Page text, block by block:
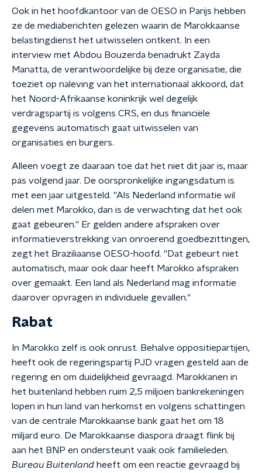
Ook in het hoofdkantoor van de OESO in Parijs hebben
ze de mediaberichten gelezen waarin de Marokkaanse
belastingdienst het uitwisselen ontkent. In een
interview met Abdou Bouzerda benadrukt Zayda
Manatta, de verantwoordelijke bij deze organisatie, die
toeziet op naleving van het internationaal akkoord, dat
het Noord-Afrikaanse koninkrijk wel degelijk
verdragspartij is volgens CRS, en dus financiële
gegevens automatisch gaat uitwisselen van
organisaties en burgers.
Alleen voegt ze daaraan toe dat het niet dit jaar is, maar
pas volgend jaar. De oorspronkelijke ingangsdatum is
met een jaar uitgesteld. ''Als Nederland informatie wil
delen met Marokko, dan is de verwachting dat het ook
gaat gebeuren.'' Er gelden andere afspraken over
informatieverstrekking van onroerend goedbezittingen,
zegt het Braziliaanse OESO-hoofd. ''Dat gebeurt niet
automatisch, maar ook daar heeft Marokko afspraken
over gemaakt. Een land als Nederland mag informatie
daarover opvragen in individuele gevallen.''
Rabat
In Marokko zelf is ook onrust. Behalve oppositiepartijen,
heeft ook de regeringspartij PJD vragen gesteld aan de
regering en om duidelijkheid gevraagd. Marokkanen in
het buitenland hebben ruim 2,5 miljoen bankrekeningen
lopen in hun land van herkomst en volgens schattingen
van de centrale Marokkaanse bank gaat het om 18
miljard euro. De Marokkaanse diaspora draagt flink bij
aan het BNP en ondersteunt vaak ook familieleden.
Bureau Buitenland heeft om een reactie gevraagd bij